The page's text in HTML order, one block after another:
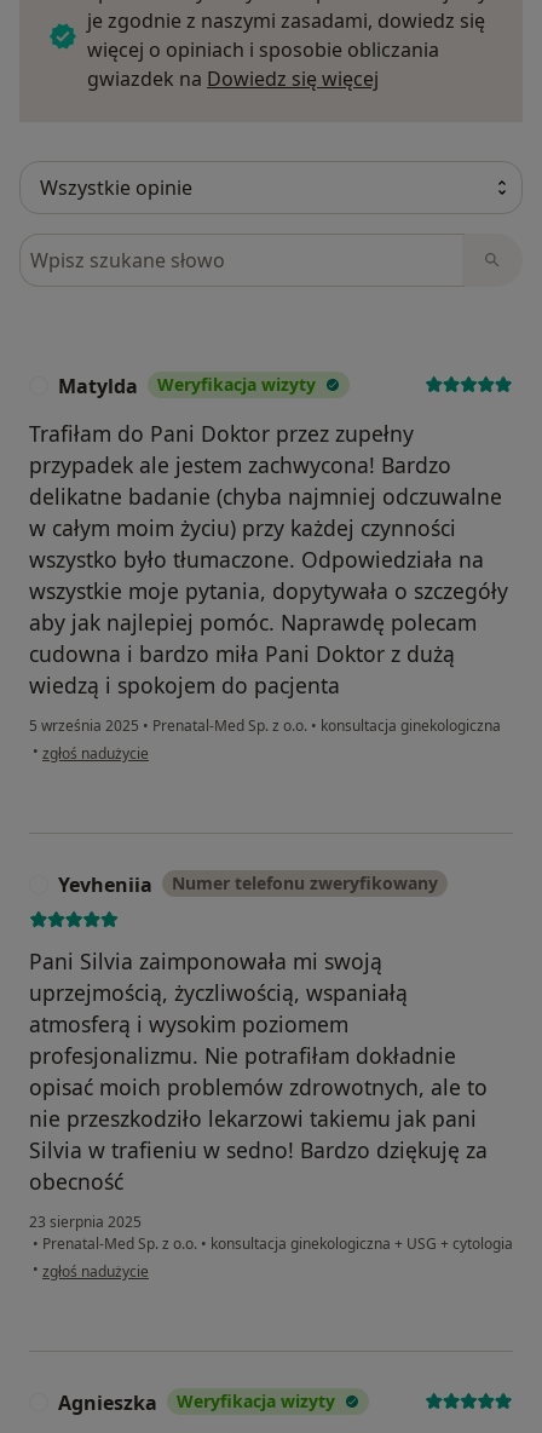
je zgodnie z naszymi zasadami, dowiedz się
więcej o opiniach i sposobie obliczania
gwiazdek na Dowiedz się więcej
Szukaj w opiniach
Matylda Weryfikacja wizyty
Trafiłam do Pani Doktor przez zupełny
przypadek ale jestem zachwycona! Bardzo
delikatne badanie (chyba najmniej odczuwalne
w całym moim życiu) przy każdej czynności
wszystko było tłumaczone. Odpowiedziała na
wszystkie moje pytania, dopytywała o szczegóły
aby jak najlepiej pomóc. Naprawdę polecam
cudowna i bardzo miła Pani Doktor z dużą
wiedzą i spokojem do pacjenta
5 września 2025 • Prenatal-Med Sp. z o.o. • konsultacja ginekologiczna
• w opinii użytkownika Matylda
zgłoś nadużycie
Yevheniia Numer telefonu zweryfikowany
Pani Silvia zaimponowała mi swoją
uprzejmością, życzliwością, wspaniałą
atmosferą i wysokim poziomem
profesjonalizmu. Nie potrafiłam dokładnie
opisać moich problemów zdrowotnych, ale to
nie przeszkodziło lekarzowi takiemu jak pani
Silvia w trafieniu w sedno! Bardzo dziękuję za
obecność
23 sierpnia 2025
• Prenatal-Med Sp. z o.o. • konsultacja ginekologiczna + USG + cytologia
• w opinii użytkownika Yevheniia
zgłoś nadużycie
Agnieszka Weryfikacja wizyty